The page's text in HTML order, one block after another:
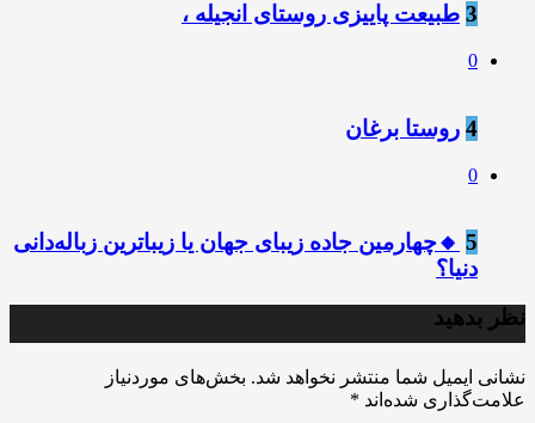
3 طبیعت پاییزی روستای انجیله ،
0
4 روستا برغان
0
5 🔸چهارمین جاده زیبای جهان یا زیباترین زباله‌دانی
دنیا؟
نظر بدهید
نشانی ایمیل شما منتشر نخواهد شد. بخش‌های موردنیاز
علامت‌گذاری شده‌اند *